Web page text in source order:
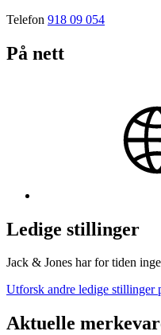
Telefon 918 09 054
På nett
Ledige stillinger
Jack & Jones har for tiden
Utforsk andre ledige stillinger
Aktuelle